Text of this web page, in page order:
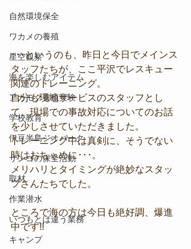
自然環境保全
ワカメの養殖
星空観察
海を楽しむアイテム
アカモク養殖実験
学校教育
伊豆半島ジオパーク
サンゴの保全活動
取材
作業潜水
いつもとは違う業務
キャンプ
･･･というのも、昨日と今日でメインス
タッフたちが、ここ平沢でレスキュー
関連のトレーニング。
自分も現地サービスのスタッフとし
て、現場での事故対応についてのお話
を少しさせていただきました。
トレーニング中は真剣に、そうでない
時はおちゃめに･･･。
メリハリとタイミングが絶妙なスタッ
フさんたちでした。
ところで海の方は今日も絶好調、爆進
中です!!